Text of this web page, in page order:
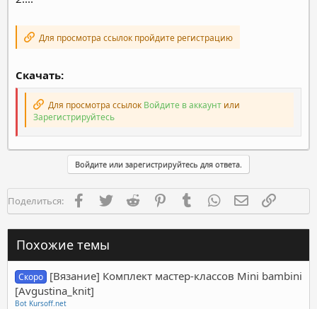
Для просмотра ссылок пройдите регистрацию
Скачать:
Для просмотра ссылок Войдите в аккаунт или
Зарегистрируйтесь
Войдите или зарегистрируйтесь для ответа.
Поделиться: FacebookTwitter Reddit PinterestTumblr WhatsAppЭлектронная
Похожие темы
Скоро [Вязание] Комплект мастер-классов Mini bambini
[Avgustina_knit]
Bot Kursoff.net